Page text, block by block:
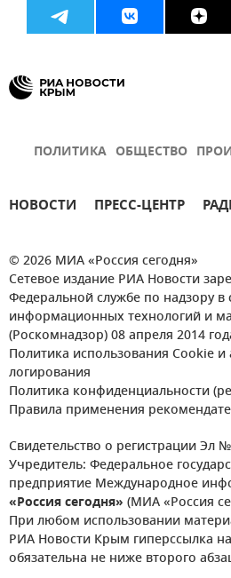
ПОЛИТИКА ОБЩЕСТВО
НОВОСТИ ПРЕСС-ЦЕНТР
© 2026 МИА «Россия сегодня»
Сетевое издание РИА Новости
Федеральной службе по надзору в
информационных технологий и
(Роскомнадзор) 08 апреля 2014
Политика использования Cookie и
логирования
Политика конфиденциальности
Правила применения
Свидетельство о регистрации Эл
Учредитель: Федеральное
предприятие Международное
«Россия сегодня» (МИА «Россия
При любом использовании
РИА Новости Крым гиперссылка
обязательна не ниже второго